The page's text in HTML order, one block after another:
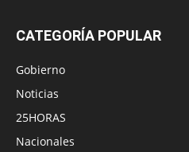
CATEGORÍA POPULAR
Gobierno
Noticias
25HORAS
Nacionales